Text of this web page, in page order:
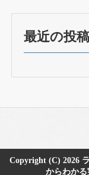
最近の投稿
Copyright (C) 2026
からわかる